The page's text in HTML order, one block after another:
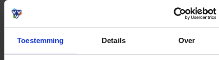
Toestemming Details Over